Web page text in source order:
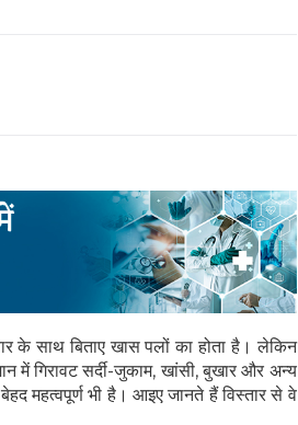
के साथ बिताए खास पलों का होता है। लेकिन
गिरावट सर्दी-जुकाम, खांसी, बुखार और अन्य
महत्वपूर्ण भी है। आइए जानते हैं विस्तार से वे